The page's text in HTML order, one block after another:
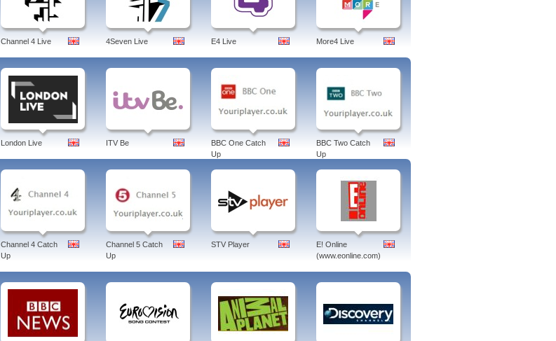
Channel 4 Live 4Seven Live E4 Live More4 Live
London Live ITV Be
BBC One Catch
Up
BBC Two Catch
Up
Channel 4 Catch
Up
Channel 5 Catch
Up
STV Player
E! Online
(www.eonline.com)